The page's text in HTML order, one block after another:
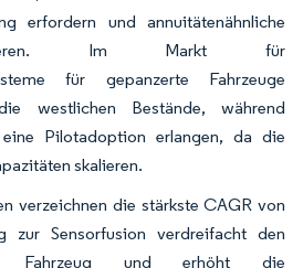
erfordern und annuitätenähnliche
Im Markt für
für gepanzerte Fahrzeuge
westlichen Bestände, während
eine Pilotadoption erlangen, da die
skalieren.
verzeichnen die stärkste CAGR von
zur Sensorfusion verdreifacht den
Fahrzeug und erhöht die